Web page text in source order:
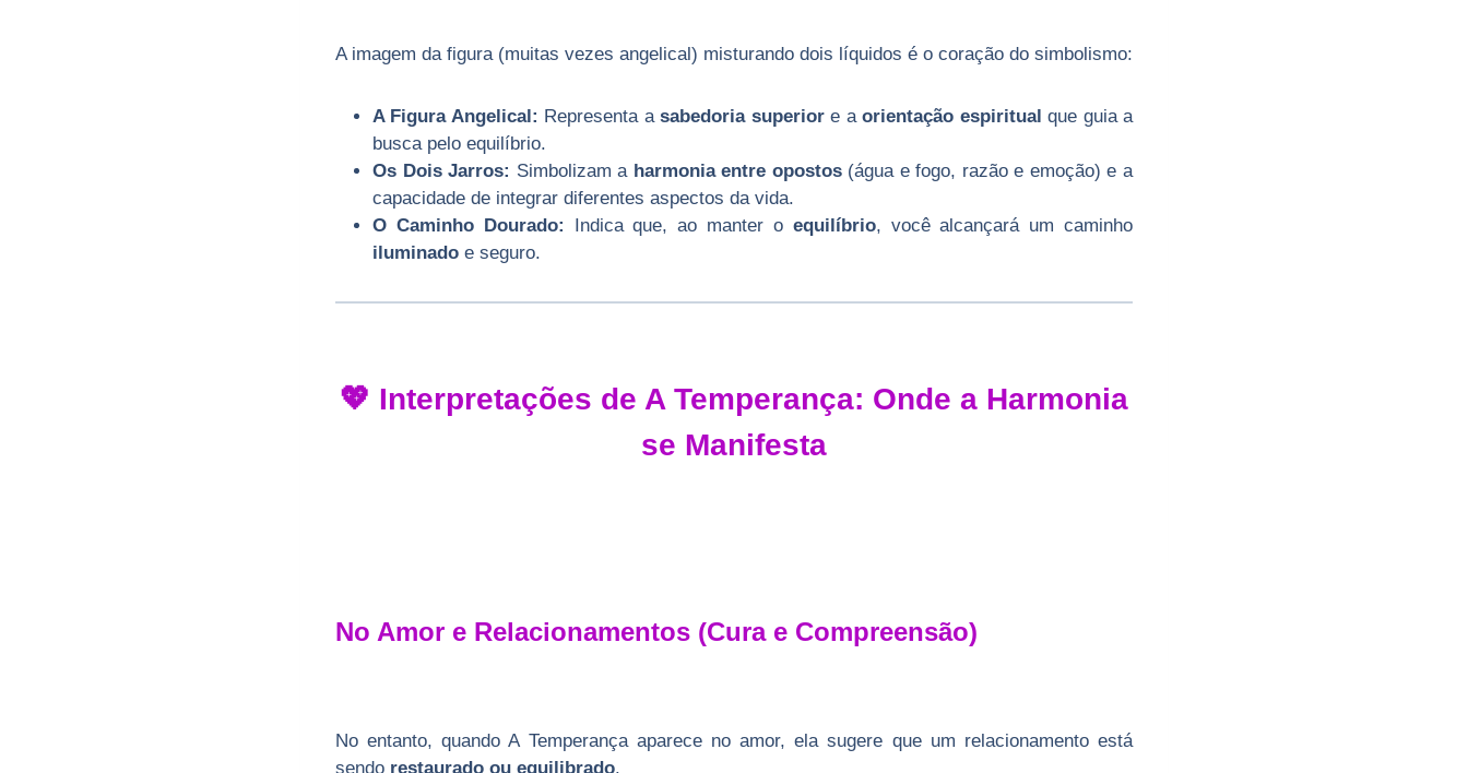
A imagem da figura (muitas vezes angelical) misturando dois líquidos é o coração do simbolismo:
A Figura Angelical: Representa asabedoria superiore aorientação espiritual que guia a
busca pelo equilíbrio.
Os Dois Jarros: Simbolizam a harmonia entre opostos(água e fogo, razão e emoção) e a
capacidade de integrar diferentes aspectos da vida.
O Caminho Dourado: Indica que, ao manter o equilíbrio, você alcançará um caminho
iluminado e seguro.
💖 Interpretações de A Temperança: Onde a Harmonia
se Manifesta
No Amor e Relacionamentos (Cura e Compreensão)
No entanto, quando A Temperança aparece no amor, ela sugere que um relacionamento está
sendo restaurado ou equilibrado.